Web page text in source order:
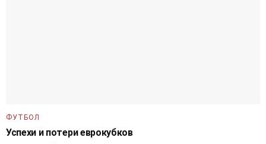
ФУТБОЛ
Успехи и потери еврокубков